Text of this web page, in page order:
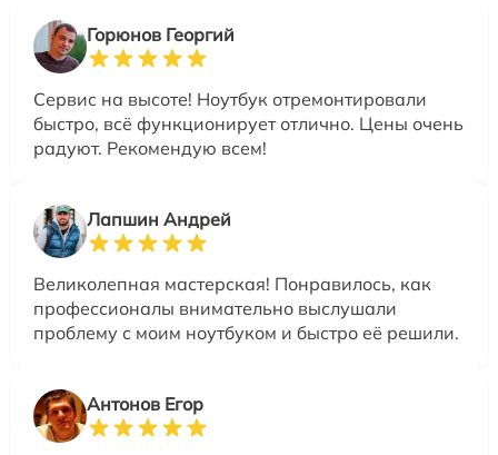
Горюнов Георгий
Сервис на высоте! Ноутбук отремонтировали
быстро, всё функционирует отлично. Цены очень
радуют. Рекомендую всем!
Лапшин Андрей
Великолепная мастерская! Понравилось, как
профессионалы внимательно выслушали
проблему с моим ноутбуком и быстро её решили.
Антонов Егор